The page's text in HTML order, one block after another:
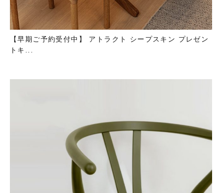
【早期ご予約受付中】 アトラクト シープスキン プレゼン
トキ...